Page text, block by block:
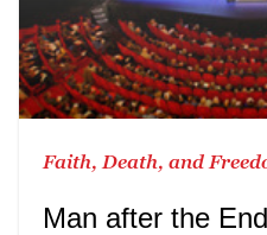
Faith, Death, and
Man after the